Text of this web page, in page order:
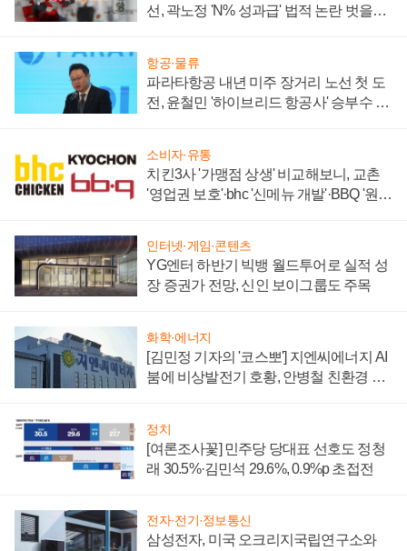
선, 곽노정 'N% 성과급' 법적 논란 벗을지
항공·물류
파라타항공 내년 미주 장거리 노선 첫 도
전, 윤철민 '하이브리드 항공사' 승부수 통
소비자·유통
치킨3사 '가맹점 상생' 비교해보니, 교촌
'영업권 보호'·bhc '신메뉴 개발'·BBQ '원가
인터넷·게임·콘텐츠
YG엔터 하반기 빅뱅 월드투어로 실적 성
장 증권가 전망, 신인 보이그룹도 주목
화학·에너지
[김민정 기자의 '코스뽀'] 지엔씨에너지 AI
붐에 비상발전기 호황, 안병철 친환경 에
정치
[여론조사꽃] 민주당 당대표 선호도 정청
래 30.5%·김민석 29.6%, 0.9%p 초접전
전자·전기·정보통신
삼성전자, 미국 오크리지국립연구소와